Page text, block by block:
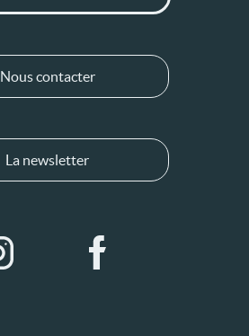
Nous contacter
La newsletter